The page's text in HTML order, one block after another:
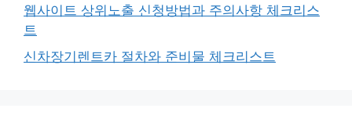
웹사이트 상위노출 신청방법과 주의사항 체크리스
트
신차장기렌트카 절차와 준비물 체크리스트